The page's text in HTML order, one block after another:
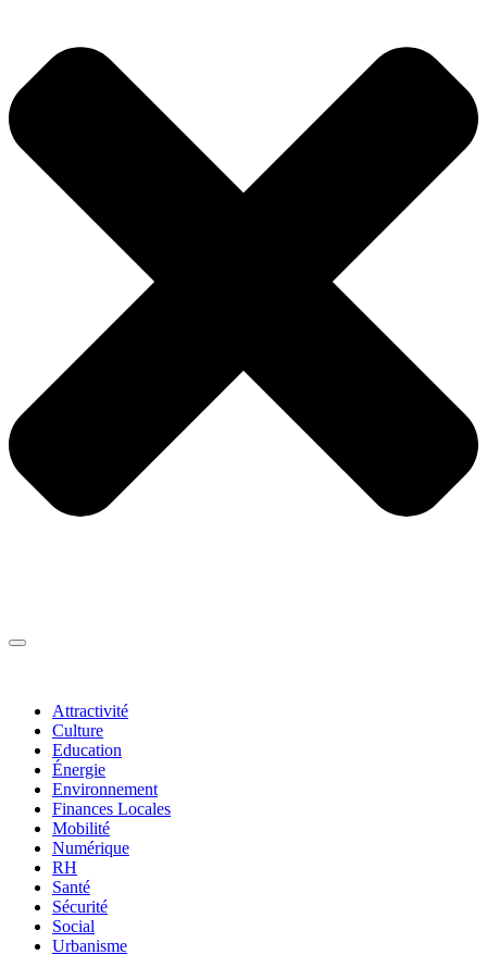
Attractivité
Culture
Education
Énergie
Environnement
Finances Locales
Mobilité
Numérique
RH
Santé
Sécurité
Social
Urbanisme